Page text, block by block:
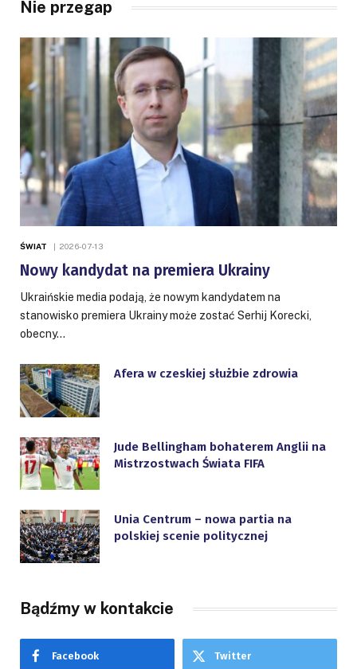
Nie przegap
ŚWIAT 2026-07-13
Nowy kandydat na premiera Ukrainy
Ukraińskie media podają, że nowym kandydatem na
stanowisko premiera Ukrainy może zostać Serhij Korecki,
obecny…
Afera w czeskiej służbie zdrowia
Jude Bellingham bohaterem Anglii na
Mistrzostwach Świata FIFA
Unia Centrum – nowa partia na
polskiej scenie politycznej
Bądźmy w kontakcie
Facebook Twitter